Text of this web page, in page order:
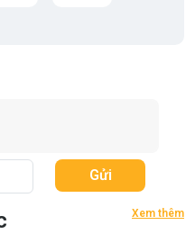
Gửi
Xem thêm